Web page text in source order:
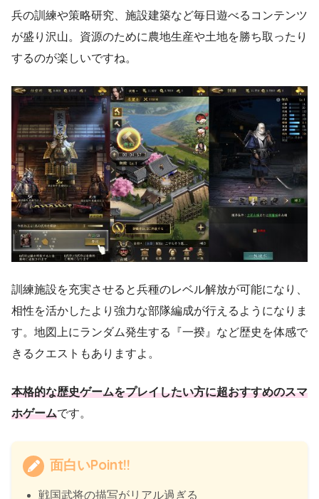
兵の訓練や策略研究、施設建築など毎日遊べるコンテンツ
が盛り沢山。資源のために農地生産や土地を勝ち取ったり
するのが楽しいですね。
訓練施設を充実させると兵種のレベル解放が可能になり、
相性を活かしたより強力な部隊編成が行えるようになりま
す。地図上にランダム発生する『一揆』など歴史を体感で
きるクエストもありますよ。
本格的な歴史ゲームをプレイしたい方に超おすすめのスマ
ホゲームです。
面白いPoint!!
戦国武将の描写がリアル過ぎる